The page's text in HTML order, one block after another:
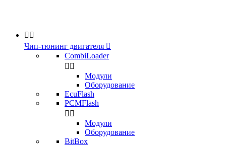
 
Чип-тюнинг двигателя 
CombiLoader
 
Модули
Оборудование
EcuFlash
PCMFlash
 
Модули
Оборудование
BitBox